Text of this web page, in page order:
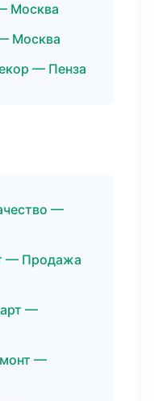
Москва
Москва
— Пенза
—
— Продажа
—
—